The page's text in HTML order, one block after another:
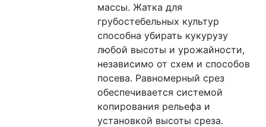
массы. Жатка для
грубостебельных культур
способна убирать кукурузу
любой высоты и урожайности,
независимо от схем и способов
посева. Равномерный срез
обеспечивается системой
копирования рельефа и
установкой высоты среза.